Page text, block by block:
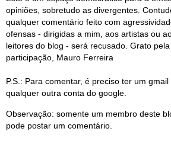
opiniões, sobretudo as divergentes.
qualquer comentário feito com
ofensas - dirigidas a mim, aos artistas ou
leitores do blog - será recusado. Grato pela
participação, Mauro Ferreira
P.S.: Para comentar, é preciso ter um gmail
qualquer outra conta do google.
Observação: somente um membro deste
pode postar um comentário.